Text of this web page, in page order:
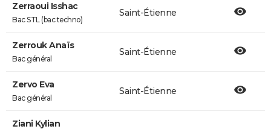
Zerraoui Isshac
Bac STL (bac techno)
Saint-Étienne
Zerrouk Anaïs
Bac général
Saint-Étienne
Zervo Eva
Bac général
Saint-Étienne
Ziani Kylian